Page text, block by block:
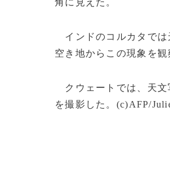
角に見えた。
インドのコルカタでは
空き地からこの現象を観
クウェートでは、天文
を撮影した。(c)AFP/